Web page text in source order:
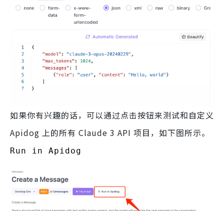
如果你有兴趣的话，可以通过点击按钮来测试和自定义
Apidog 上的所有 Claude 3 API 项目，如下图所示。
Run in Apidog